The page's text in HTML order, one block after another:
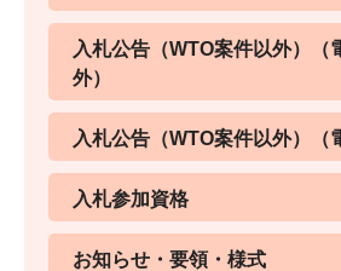
入札公告（WTO案件以外）（
外）
入札公告（WTO案件以外）（
入札参加資格
お知らせ・要領・様式